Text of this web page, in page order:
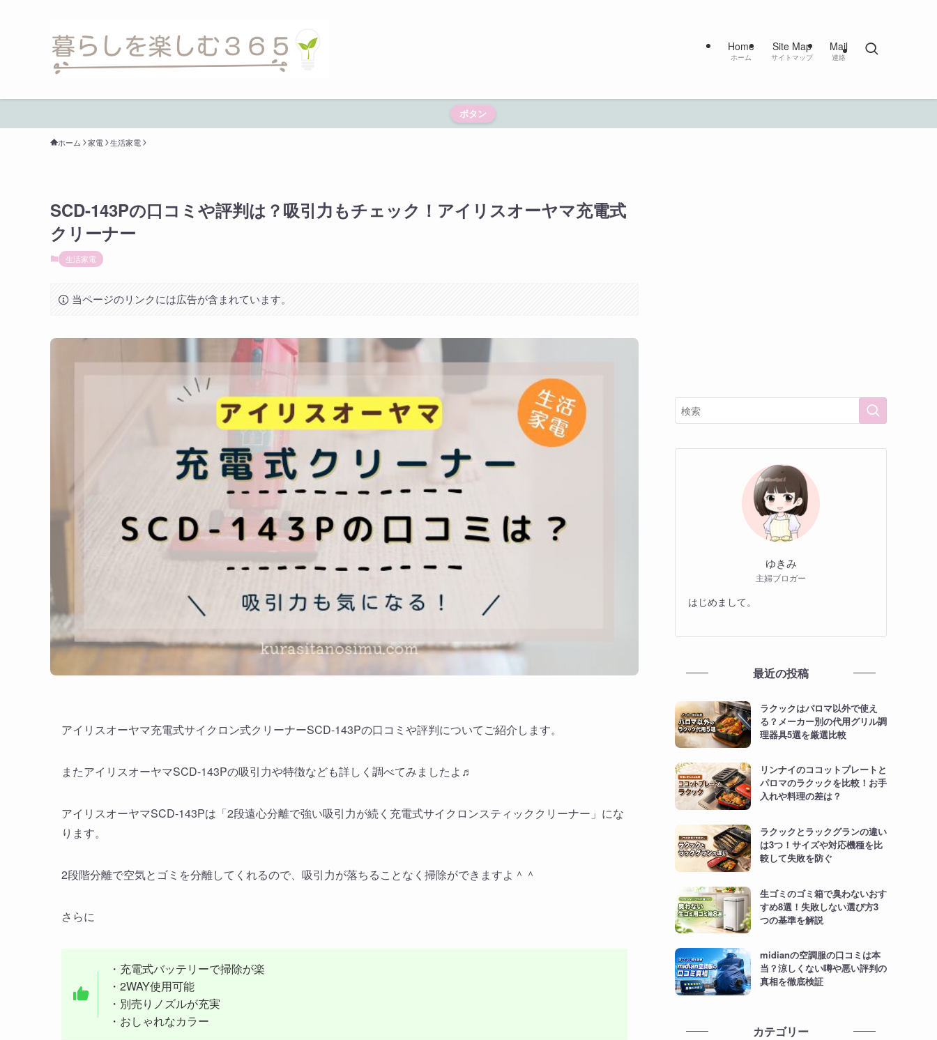
Home
ホーム
Site Map
サイトマップ
Mail
連絡
ボタン
ホーム 家電 生活家電
SCD-143Pの口コミや評判は？吸引力もチェック！アイリスオーヤマ充電式
クリーナー
生活家電
当ページのリンクには広告が含まれています。
アイリスオーヤマ充電式サイクロン式クリーナーSCD-143Pの口コミや評判についてご紹介します。
またアイリスオーヤマSCD-143Pの吸引力や特徴なども詳しく調べてみましたよ♬
アイリスオーヤマSCD-143Pは「2段遠心分離で強い吸引力が続く充電式サイクロンスティッククリーナー」にな
ります。
2段階分離で空気とゴミを分離してくれるので、吸引力が落ちることなく掃除ができますよ＾＾
さらに
・充電式バッテリーで掃除が楽
・2WAY使用可能
・別売りノズルが充実
・おしゃれなカラー
ゆきみ
主婦ブロガー
はじめまして。
最近の投稿
ラクックはパロマ以外で使え
る？メーカー別の代用グリル調
理器具5選を厳選比較
リンナイのココットプレートと
パロマのラクックを比較！お手
入れや料理の差は？
ラクックとラックグランの違い
は3つ！サイズや対応機種を比
較して失敗を防ぐ
生ゴミのゴミ箱で臭わないおす
すめ8選！失敗しない選び方3
つの基準を解説
midianの空調服の口コミは本
当？涼しくない噂や悪い評判の
真相を徹底検証
カテゴリー